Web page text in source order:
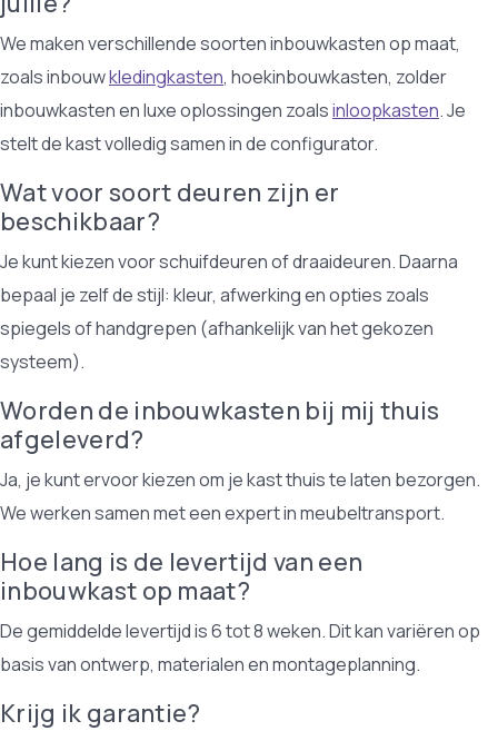
We maken verschillende soorten inbouwkasten op maat,
zoals inbouwkledingkasten, hoekinbouwkasten, zolder
inbouwkasten en luxe oplossingen zoalsinloopkasten. Je
stelt de kast volledig samen in de configurator.
Wat voor soort deuren zijn er
beschikbaar?
Je kunt kiezen voor schuifdeuren of draaideuren. Daarna
bepaal je zelf de stijl: kleur, afwerking en opties zoals
spiegels of handgrepen (afhankelijk van het gekozen
systeem).
Worden de inbouwkasten bij mij thuis
afgeleverd?
Ja, je kunt ervoor kiezen om je kast thuis te laten bezorgen.
We werken samen met een expert in meubeltransport.
Hoe lang is de levertijd van een
inbouwkast op maat?
De gemiddelde levertijd is 6 tot 8 weken. Dit kan variëren op
basis van ontwerp, materialen en montageplanning.
Krijg ik garantie?